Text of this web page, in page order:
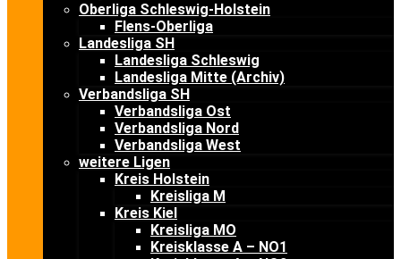
Oberliga Schleswig-Holstein
Flens-Oberliga
Landesliga SH
Landesliga Schleswig
Landesliga Mitte (Archiv)
Verbandsliga SH
Verbandsliga Ost
Verbandsliga Nord
Verbandsliga West
weitere Ligen
Kreis Holstein
Kreisliga M
Kreis Kiel
Kreisliga MO
Kreisklasse A – NO1